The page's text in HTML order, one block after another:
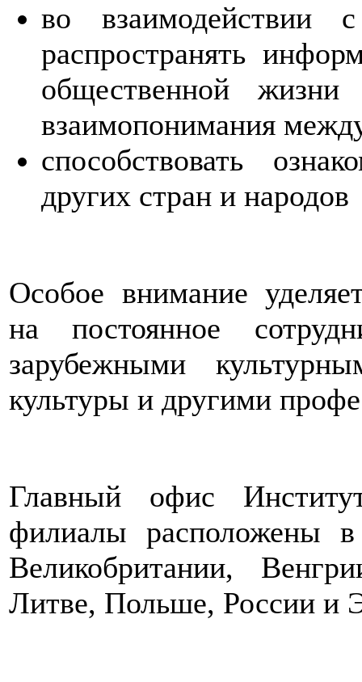
во взаимодействии
распространять
общественной
взаимопонимания
способствовать
других стран и народов
Особое внимание
на постоянное
зарубежными
культуры и другими
Главный офис
филиалы расположены
Великобритании,
Литве, Польше, России и